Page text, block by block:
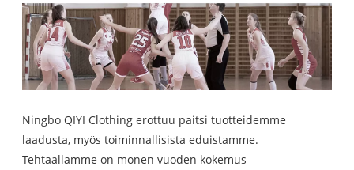
Ningbo QIYI Clothing erottuu paitsi tuotteidemme
laadusta, myös toiminnallisista eduistamme.
Tehtaallamme on monen vuoden kokemus